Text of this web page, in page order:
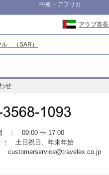
中東・アフリカ
アラブ首
ル （SAR）
せ
： 09:00 〜 17:00
土日祝日、年末年始